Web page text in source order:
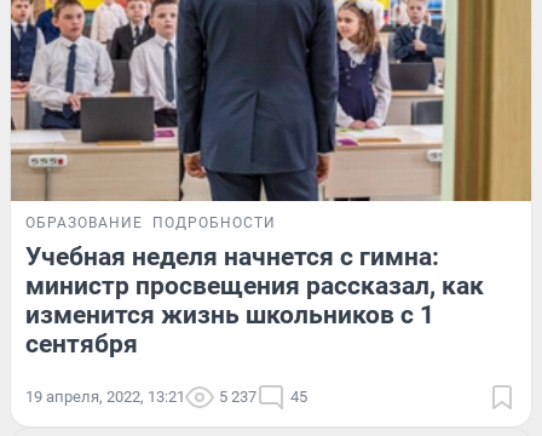
ОБРАЗОВАНИЕ ПОДРОБНОСТИ
Учебная неделя начнется с гимна:
министр просвещения рассказал, как
изменится жизнь школьников с 1
сентября
19 апреля, 2022, 13:21 5 237 45